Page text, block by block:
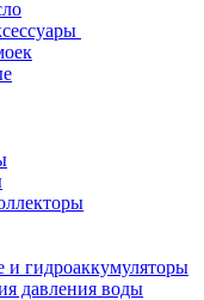
и гидроаккумуляторы
давления воды